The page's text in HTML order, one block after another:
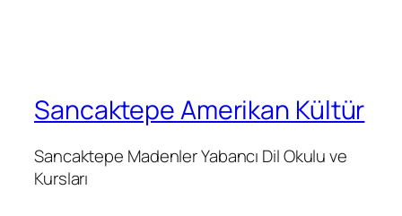
Sancaktepe Amerikan Kültür
Sancaktepe Madenler Yabancı Dil Okulu ve
Kursları